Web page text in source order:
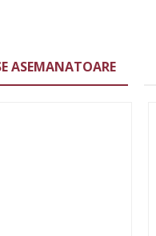
ASEMANATOARE